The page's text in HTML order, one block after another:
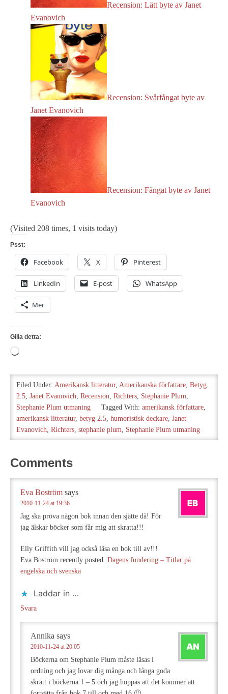
Recension: Lätt byte av Janet
Evanovich
Recension: Svårfångat byte av
Janet Evanovich
Recension: Fångat byte av Janet
Evanovich
(Visited 208 times, 1 visits today)
Psst:
Facebook X Pinterest
LinkedIn E-post WhatsApp
Mer
Gilla detta:
Laddar
…
Filed Under: Amerikansk litteratur, Amerikanska författare, Betyg
2.5, Janet Evanovich, Recension, Richters, Stephanie Plum,
Stephanie Plum utmaning
Tagged With: amerikansk författare,
amerikansk litteratur, betyg 2.5, humoristisk deckare, Janet
Evanovich, Richters, stephanie plum, Stephanie Plum utmaning
Comments
Eva Boström says
2010-11-24 at 19:36
Jag ska pröva någon bok innan den sjätte då! För
jag älskar böcker som får mig att skratta!!!
Elly Griffith vill jag också läsa en bok till av!!!
Eva Boström recently posted..Dagens fundering – Titlar på
engelska och svenska
Laddar in …
Svara
Annika says
2010-11-24 at 20:05
Böckerna om Stephanie Plum måste läsas i
ordning och jag lovar dig många och långa goda
skratt i böckerna 1 – 5 och jag hoppas att det kommer att